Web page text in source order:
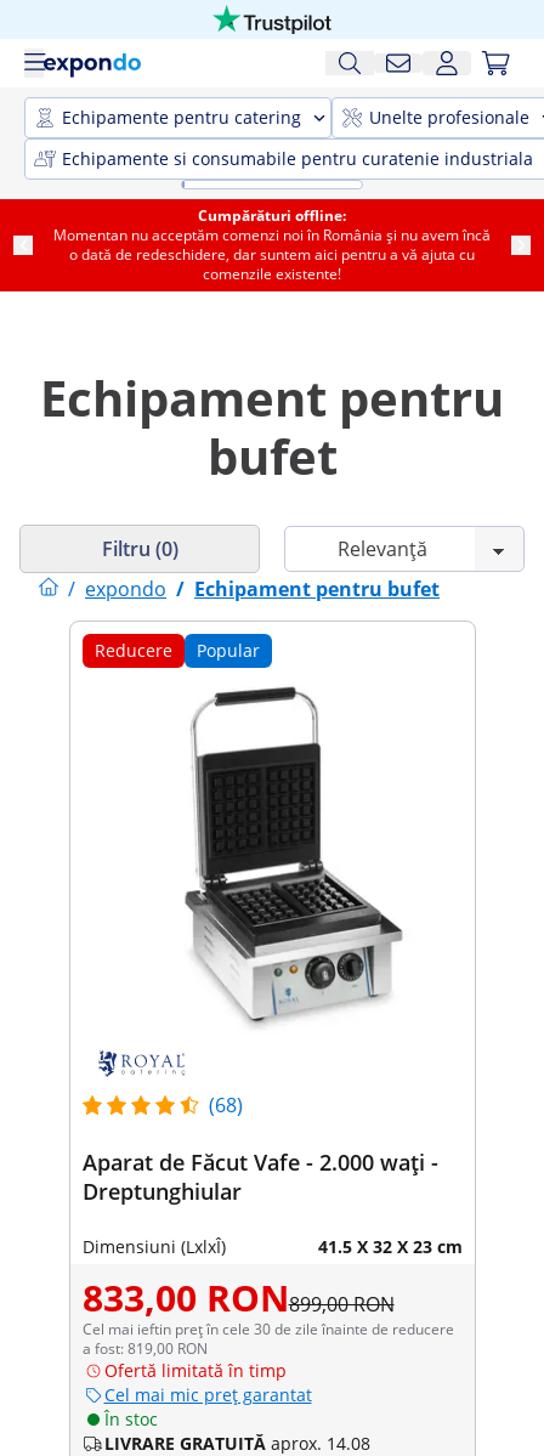
Echipamente pentru catering
Unelte profesionale
Echipamente si consumabile pentru curatenie industriala
Cumpărături offline:
Momentan nu acceptăm comenzi noi în România și nu avem încă
o dată de redeschidere, dar suntem aici pentru a vă ajuta cu
comenzile existente!
Echipament pentru
bufet
/ expondo / Echipament pentru bufet
Filtru (0)
Reducere Popular
(68)
Aparat de Făcut Vafe - 2.000 wați -
Dreptunghiular
Dimensiuni (LxlxÎ) 41.5 X 32 X 23 cm
833,00 RON899,00 RON
Cel mai ieftin preț în cele 30 de zile înainte de reducere
a fost: 819,00 RON
Ofertă limitată în timp
Cel mai mic preț garantat
În stoc
LIVRARE GRATUITĂ aprox. 14.08